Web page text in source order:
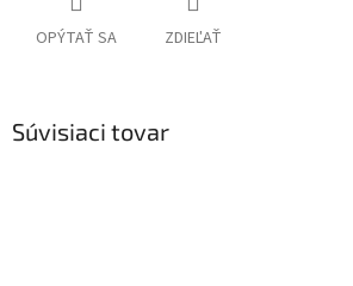
OPÝTAŤ SA ZDIEĽAŤ
Súvisiaci tovar